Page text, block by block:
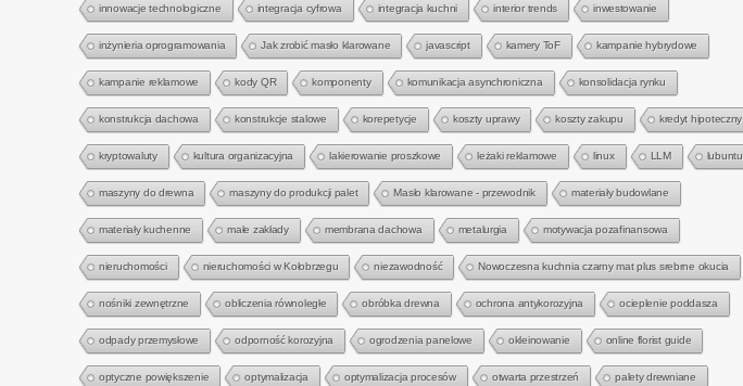
innowacje technologiczne integracja cyfrowa integracja kuchni interior trends inwestowanie
inżynieria oprogramowania Jak zrobić masło klarowane javascript kamery ToF kampanie hybrydowe
kampanie reklamowe kody QR komponenty komunikacja asynchroniczna konsolidacja rynku
konstrukcja dachowa konstrukcje stalowe korepetycje koszty uprawy koszty zakupu kredyt hipoteczny
kryptowaluty kultura organizacyjna lakierowanie proszkowe leżaki reklamowe linux LLM lubuntu
maszyny do drewna maszyny do produkcji palet Masło klarowane - przewodnik materiały budowlane
materiały kuchenne małe zakłady membrana dachowa metalurgia motywacja pozafinansowa
nieruchomości nieruchomości w Kołobrzegu niezawodność Nowoczesna kuchnia czarny mat plus srebrne okucia
nośniki zewnętrzne obliczenia równoległe obróbka drewna ochrona antykorozyjna ocieplenie poddasza
odpady przemysłowe odporność korozyjna ogrodzenia panelowe okleinowanie online florist guide
optyczne powiększenie optymalizacja optymalizacja procesów otwarta przestrzeń palety drewniane